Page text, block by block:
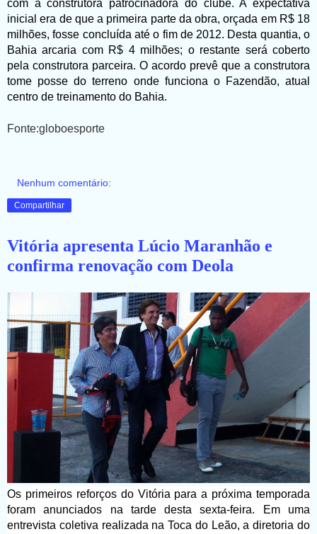
com a construtora patrocinadora do clube. A expectativa
inicial era de que a primeira parte da obra, orçada em R$ 18
milhões, fosse concluída até o fim de 2012. Desta quantia, o
Bahia arcaria com R$ 4 milhões; o restante será coberto
pela construtora parceira. O acordo prevê que a construtora
tome posse do terreno onde funciona o Fazendão, atual
centro de treinamento do Bahia.
Fonte:globoesporte
Nenhum comentário:
Compartilhar
Vitória apresenta Lúcio Maranhão e
confirma renovação com Deola
Os primeiros reforços do Vitória para a próxima temporada
foram anunciados na tarde desta sexta-feira. Em uma
entrevista coletiva realizada na Toca do Leão, a diretoria do